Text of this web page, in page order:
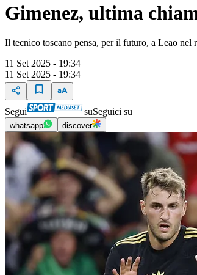
Gimenez, ultima
Il tecnico toscano pensa, per il futuro, a Leao
11 Set 2025 - 19:34
11 Set 2025 - 19:34
Segui suSeguici su
whatsapp discover